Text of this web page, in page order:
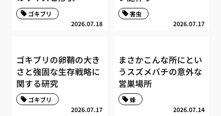
2026.07.18
ゴキブリ
2026.07.17
害虫
ゴキブリの卵鞘の大き
さと強固な生存戦略に
関する研究
2026.07.17
ゴキブリ
まさかこんな所にとい
うスズメバチの意外な
営巣場所
2026.07.14
蜂